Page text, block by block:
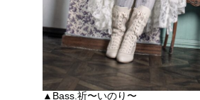
▲Bass.祈〜いのり〜